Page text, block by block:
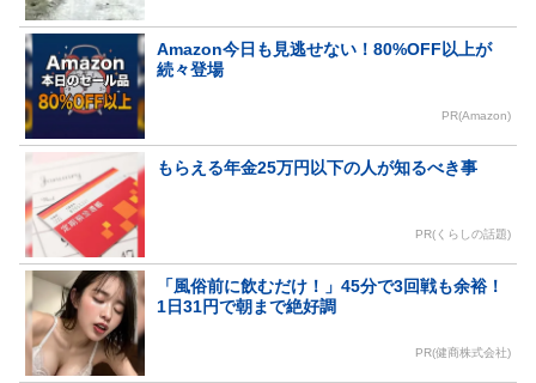
Amazon今日も見逃せない！80%OFF以上が
続々登場
PR(Amazon)
もらえる年金25万円以下の人が知るべき事
PR(くらしの話題)
「風俗前に飲むだけ！」45分で3回戦も余裕！
1日31円で朝まで絶好調
PR(健商株式会社)